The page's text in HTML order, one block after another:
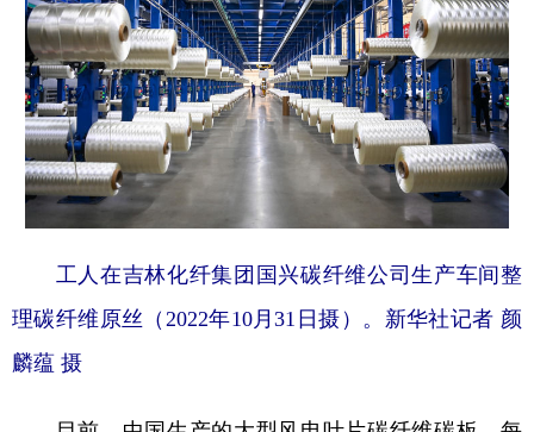
工人在吉林化纤集团国兴碳纤维公司生产车间整
理碳纤维原丝（2022年10月31日摄）。新华社记者 颜
麟蕴 摄